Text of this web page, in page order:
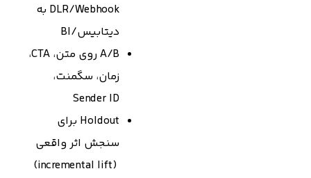
DLR/Webhook به
دیتابیس/BI
A/B روی متن، CTA،
زمان، سگمنت،
Sender ID
Holdout برای
سنجش اثر واقعی
(incremental lift)